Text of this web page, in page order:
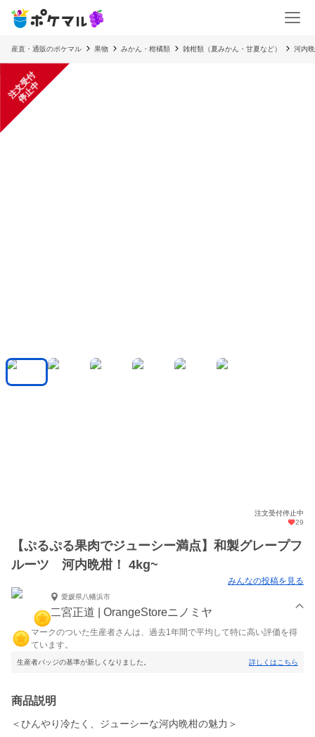
産直・通販のポケマル 果物 みかん・柑橘類 雑柑類（夏みかん・甘夏など） 河内
注
文
受
付
停
止
中
注文受付停止中
29
【ぷるぷる果肉でジューシー満点】和製グレープフ
ルーツ 河内晩柑！ 4kg~
みんなの投稿を見る
愛媛県八幡浜市
二宮正道 | OrangeStoreニノミヤ
マークのついた生産者さんは、過去1年間で平均して特に高い評価を得
ています。
生産者バッジの基準が新しくなりました。 詳しくはこちら
商品説明
＜ひんやり冷たく、ジューシーな河内晩柑の魅力＞